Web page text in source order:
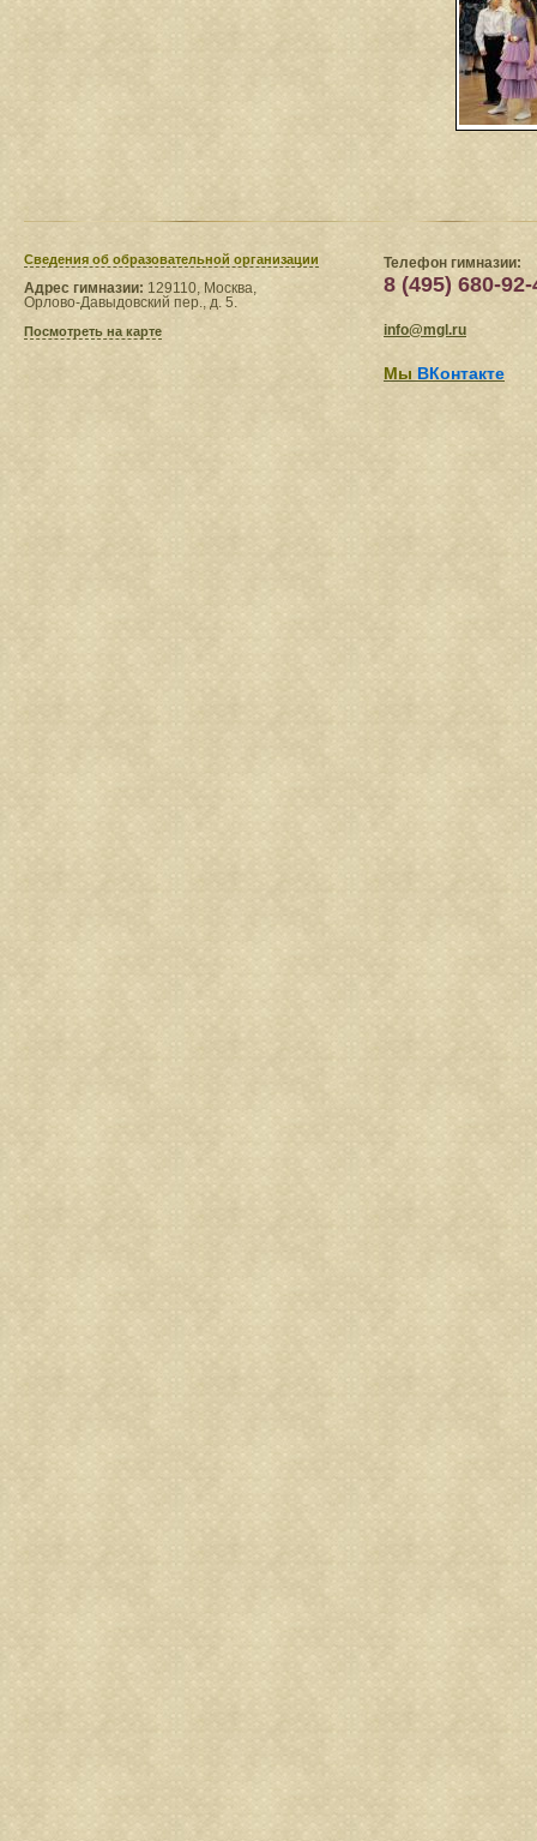
Сведения​ об образовательной организации
Адрес гимназии: 129110, Москва,
Орлово-Давыдовский пер., д. 5.
Посмотреть на карте
Телефон гимназии:
8 (495) 680-92-
info@mgl.ru
Мы ВКонтакте